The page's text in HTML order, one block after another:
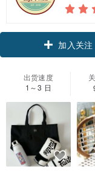
加入关注
出货速度
1～3 日